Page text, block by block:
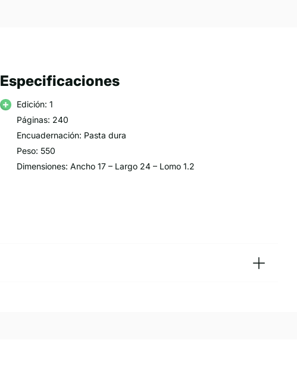
Especificaciones
Edición: 1
Páginas: 240
Encuadernación: Pasta dura
Peso: 550
Dimensiones: Ancho 17 – Largo 24 – Lomo 1.2